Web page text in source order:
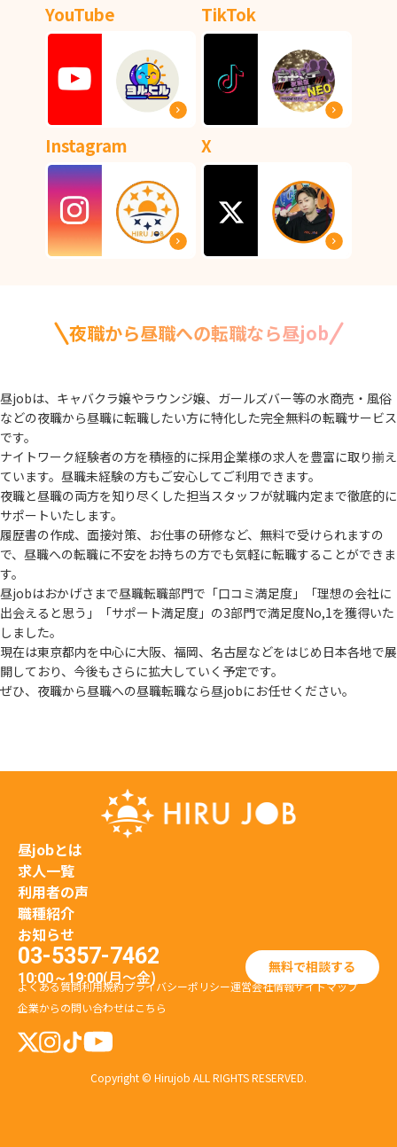
YouTube TikTok
Instagram X
夜職から昼職への転職なら昼job
昼jobは、キャバクラ嬢やラウンジ嬢、ガールズバー等の水商売・風俗
などの夜職から昼職に転職したい方に特化した完全無料の転職サービス
です。
ナイトワーク経験者の方を積極的に採用企業様の求人を豊富に取り揃え
ています。 昼職未経験の方もご安心してご利用できます。
夜職と昼職の両方を知り尽くした担当スタッフが就職内定まで徹底的に
サポートいたします。
履歴書の作成、面接対策、お仕事の研修など、無料で受けられますの
で、 昼職への転職に不安をお持ちの方でも気軽に転職することができま
す。
昼jobはおかげさまで昼職転職部門で「口コミ満足度」「理想の会社に
出会えると思う」
「サポート満足度」の3部門で満足度No,1を獲得いた
しました。
現在は東京都内を中心に大阪、福岡、名古屋などをはじめ日本各地で展
開しており、 今後もさらに拡大していく予定です。
ぜひ、夜職から昼職への昼職転職なら昼jobにお任せください。
昼jobとは
求人一覧
利用者の声
職種紹介
お知らせ
03-5357-7462
10:00～19:00(月〜金) 無料で相談する
よくある質問利用規約プライバシーポリシー運営会社情報サイトマップ
企業からの問い合わせはこちら
Copyright © Hirujob ALL RIGHTS RESERVED.